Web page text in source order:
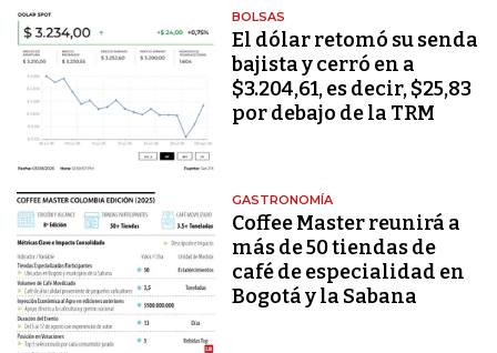
BOLSAS
El dólar retomó su senda
bajista y cerró en a
$3.204,61, es decir, $25,83
por debajo de la TRM
GASTRONOMÍA
Coffee Master reunirá a
más de 50 tiendas de
café de especialidad en
Bogotá y la Sabana